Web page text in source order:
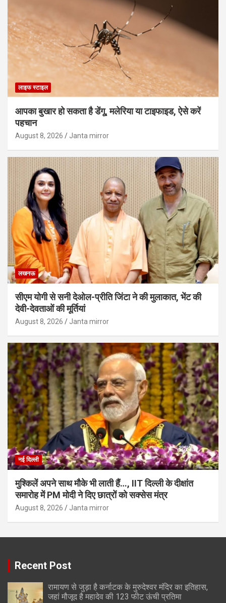
लाइफ स्टाइल
आपका बुखार हो सकता है डेंगू, मलेरिया या टाइफाइड, ऐसे करें
पहचान
August 8, 2026 Janta mirror
लखनऊ
सीएम योगी से सनी देओल-प्रीति जिंटा ने की मुलाकात, भेंट की
देवी-देवताओं की मूर्तियां
August 8, 2026 Janta mirror
नई दिल्ली
मुश्किलें अपने साथ मौके भी लाती हैं…, IIT दिल्ली के दीक्षांत
समारोह में PM मोदी ने दिए छात्रों को सक्सेस मंत्र
August 8, 2026 Janta mirror
Recent Post
रामायण से जुड़ा है कर्नाटक के मुरुदेश्वर मंदिर का इतिहास,
जहां मौजूद है महादेव की 123 फीट ऊंची प्रतिमा